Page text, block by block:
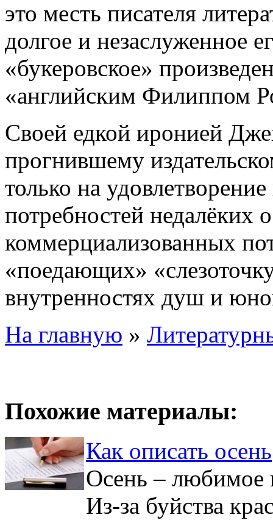
это месть писателя
долгое и незаслуженное
«букеровское»
«английским Филиппом
Своей едкой иронией
прогнившему
только на
потребностей недалёких
коммерциализованных
«поедающих»
внутренностях душ и
На главную »
Похожие материалы:
Как описать осень
Осень – любимое
Из-за буйства